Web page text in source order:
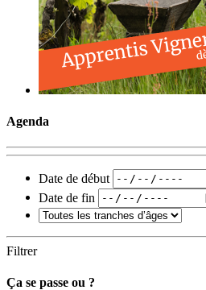
Agenda
Date de début
Date de fin
Filtrer
Ça se passe ou ?